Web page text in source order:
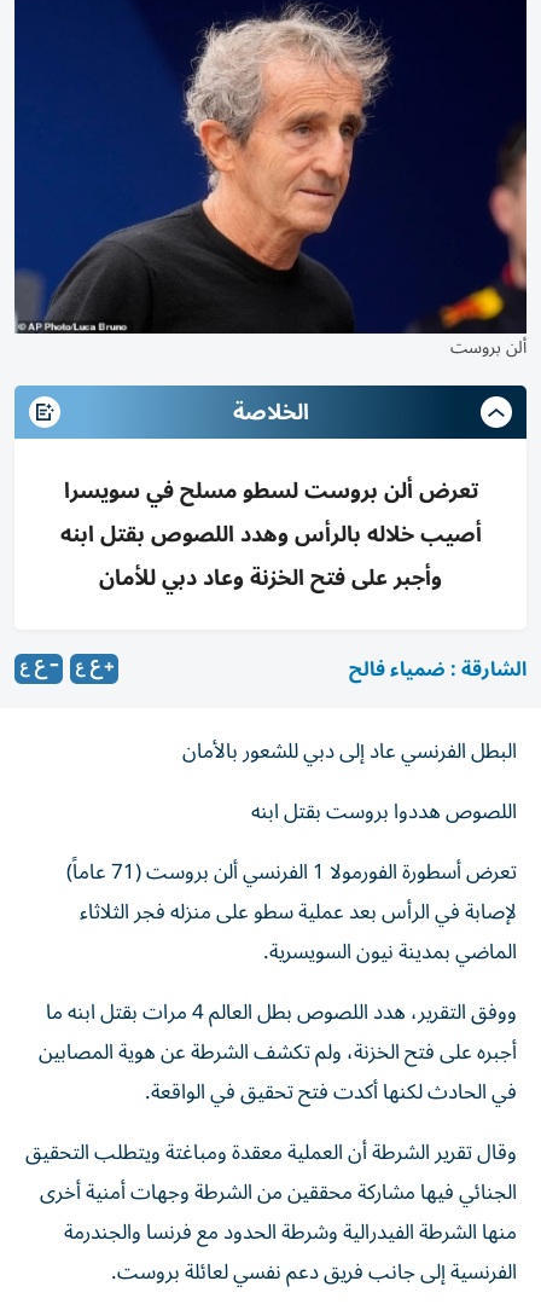
ألن بروست
الخلاصة
تعرض ألن بروست لسطو مسلح في سويسرا
أصيب خلاله بالرأس وهدد اللصوص بقتل ابنه
وأجبر على فتح الخزنة وعاد دبي للأمان
الشارقة : ضمياء فالح
البطل الفرنسي عاد إلى دبي للشعور بالأمان
اللصوص هددوا بروست بقتل ابنه
تعرض أسطورة الفورمولا 1 الفرنسي ألن بروست (71 عاماً)
لإصابة في الرأس بعد عملية سطو على منزله فجر الثلاثاء
الماضي بمدينة نيون السويسرية.
ووفق التقرير، هدد اللصوص بطل العالم 4 مرات بقتل ابنه ما
أجبره على فتح الخزنة، ولم تكشف الشرطة عن هوية المصابين
في الحادث لكنها أكدت فتح تحقيق في الواقعة.
وقال تقرير الشرطة أن العملية معقدة ومباغتة ويتطلب التحقيق
الجنائي فيها مشاركة محققين من الشرطة وجهات أمنية أخرى
منها الشرطة الفيدرالية وشرطة الحدود مع فرنسا والجندرمة
الفرنسية إلى جانب فريق دعم نفسي لعائلة بروست.